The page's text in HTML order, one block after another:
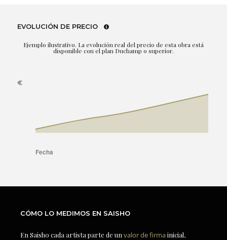
EVOLUCIÓN DE PRECIO
Ejemplo ilustrativo. La evolución real del precio de esta obra está
disponible con el plan Duchamp o superior.
CÓMO LO MEDIMOS EN SAISHO
En Saisho cada artista parte de un valor de firmainicial,